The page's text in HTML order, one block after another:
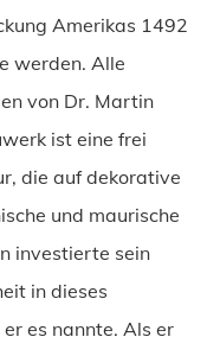
Amerikas 1492
werden. Alle
von Dr. Martin
ist eine frei
die auf dekorative
und maurische
investierte sein
in dieses
er es nannte. Als er